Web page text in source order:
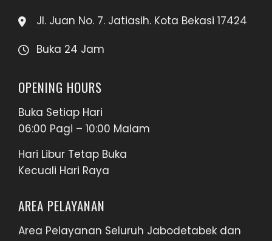
Jl. Juan No. 7. Jatiasih. Kota Bekasi 17424
Buka 24 Jam
OPENING HOURS
Buka Setiap Hari
06:00 Pagi – 10:00 Malam
Hari Libur Tetap Buka
Kecuali Hari Raya
AREA PELAYANAN
Area Pelayanan Seluruh Jabodetabek dan